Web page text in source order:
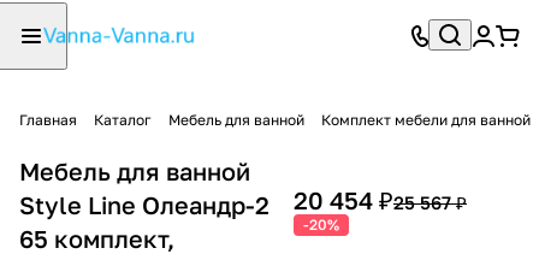
Главная Каталог Мебель для ванной Комплект мебели для ванной
Мебель для ванной
Style Line Олеандр-2
65 комплект,
20 454 ₽25 567 ₽
-20%